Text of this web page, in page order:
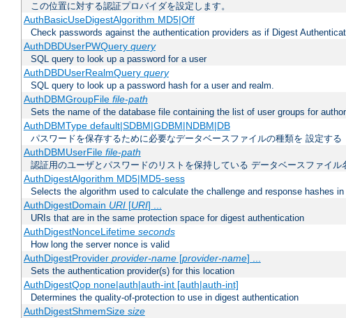
この位置に対する認証プロバイダを設定します。
AuthBasicUseDigestAlgorithm MD5|Off
Check passwords against the authentication providers as if Digest
AuthDBDUserPWQuery query
SQL query to look up a password for a user
AuthDBDUserRealmQuery query
SQL query to look up a password hash for a user and realm.
AuthDBMGroupFile file-path
Sets the name of the database file containing the list of user groups for
AuthDBMType default|SDBM|GDBM|NDBM|DB
パスワードを保存するために必要なデータベースファイルの種類を 設定する
AuthDBMUserFile file-path
認証用のユーザとパスワードのリストを保持している データベースファイル
AuthDigestAlgorithm MD5|MD5-sess
Selects the algorithm used to calculate the challenge and response hashes
AuthDigestDomain URI[URI] ...
URIs that are in the same protection space for digest authentication
AuthDigestNonceLifetime seconds
How long the server nonce is valid
AuthDigestProvider provider-name[provider-name] ...
Sets the authentication provider(s) for this location
AuthDigestQop none|auth|auth-int [auth|auth-int]
Determines the quality-of-protection to use in digest authentication
AuthDigestShmemSize size